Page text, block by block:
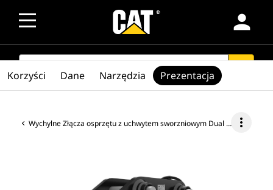
person
SEARCH
Wychylne Złącza osprzętu z uchwytem sworzniowym Dual Lock™ — minikoparka more_vert
Korzyści Dane Narzędzia Prezentacja